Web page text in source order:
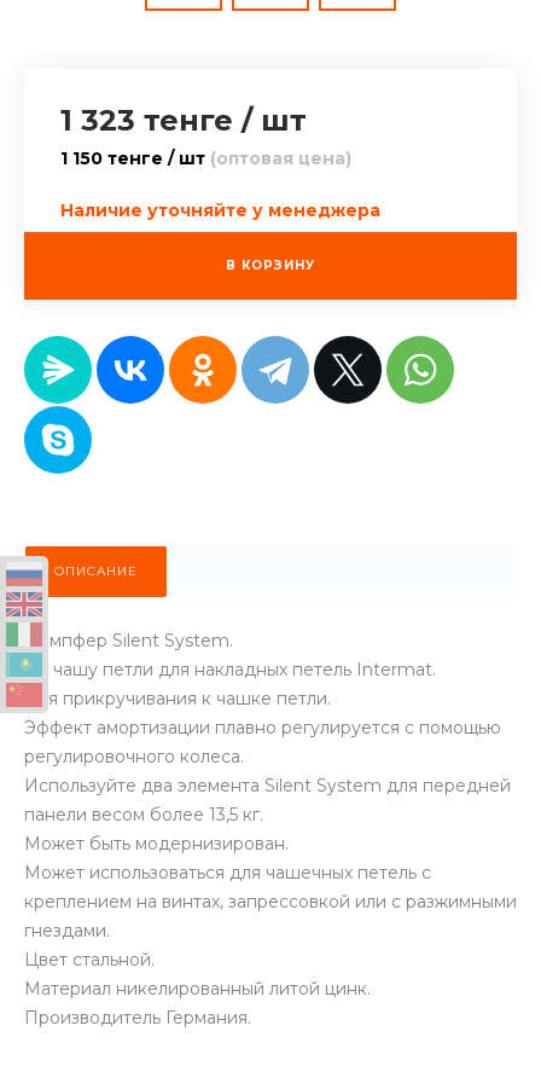
1 323 тенге / шт
1 150 тенге / шт (оптовая цена)
Наличие уточняйте у менеджера
В КОРЗИНУ
ОПИСАНИЕ
Демпфер Silent System.
На чашу петли для накладных петель Intermat.
Для прикручивания к чашке петли.
Эффект амортизации плавно регулируется с помощью
регулировочного колеса.
Используйте два элемента Silent System для передней
панели весом более 13,5 кг.
Может быть модернизирован.
Может использоваться для чашечных петель с
креплением на винтах, запрессовкой или с разжимными
гнездами.
Цвет стальной.
Материал никелированный литой цинк.
Производитель Германия.